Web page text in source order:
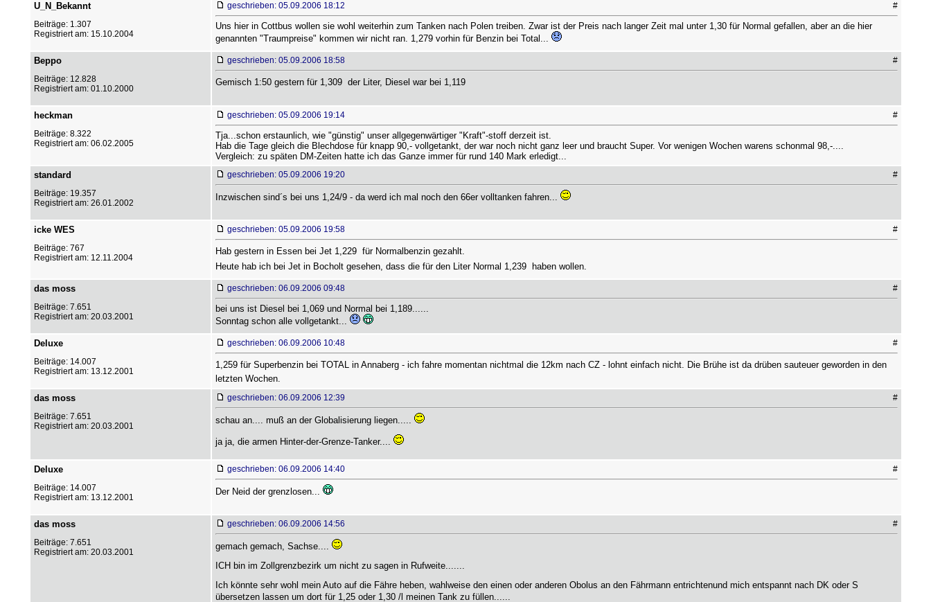
U_N_Bekannt
Beiträge: 1.307
Registriert am: 15.10.2004
geschrieben: 05.09.2006 18:12 #
Uns hier in Cottbus wollen sie wohl weiterhin zum Tanken nach Polen treiben. Zwar ist der Preis nach langer Zeit mal unter 1,30 für Normal gefallen, aber an die hier
genannten "Traumpreise" kommen wir nicht ran. 1,279 vorhin für Benzin bei Total...
Beppo
Beiträge: 12.828
Registriert am: 01.10.2000
geschrieben: 05.09.2006 18:58 #
Gemisch 1:50 gestern für 1,309  der Liter, Diesel war bei 1,119 
heckman
Beiträge: 8.322
Registriert am: 06.02.2005
geschrieben: 05.09.2006 19:14 #
Tja...schon erstaunlich, wie "günstig" unser allgegenwärtiger "Kraft"-stoff derzeit ist.
Hab die Tage gleich die Blechdose für knapp 90,- vollgetankt, der war noch nicht ganz leer und braucht Super. Vor wenigen Wochen warens schonmal 98,-....
Vergleich: zu späten DM-Zeiten hatte ich das Ganze immer für rund 140 Mark erledigt...
standard
Beiträge: 19.357
Registriert am: 26.01.2002
geschrieben: 05.09.2006 19:20 #
Inzwischen sind´s bei uns 1,24/9 - da werd ich mal noch den 66er volltanken fahren...
icke WES
Beiträge: 767
Registriert am: 12.11.2004
geschrieben: 05.09.2006 19:58 #
Hab gestern in Essen bei Jet 1,229  für Normalbenzin gezahlt.
Heute hab ich bei Jet in Bocholt gesehen, dass die für den Liter Normal 1,239  haben wollen.
das moss
Beiträge: 7.651
Registriert am: 20.03.2001
geschrieben: 06.09.2006 09:48 #
bei uns ist Diesel bei 1,069 und Normal bei 1,189......
Sonntag schon alle vollgetankt...
Deluxe
Beiträge: 14.007
Registriert am: 13.12.2001
geschrieben: 06.09.2006 10:48 #
1,259 für Superbenzin bei TOTAL in Annaberg - ich fahre momentan nichtmal die 12km nach CZ - lohnt einfach nicht. Die Brühe ist da drüben sauteuer geworden in den
letzten Wochen.
das moss
Beiträge: 7.651
Registriert am: 20.03.2001
geschrieben: 06.09.2006 12:39 #
schau an.... muß an der Globalisierung liegen.....
ja ja, die armen Hinter-der-Grenze-Tanker....
Deluxe
Beiträge: 14.007
Registriert am: 13.12.2001
geschrieben: 06.09.2006 14:40 #
Der Neid der grenzlosen...
das moss
Beiträge: 7.651
Registriert am: 20.03.2001
geschrieben: 06.09.2006 14:56 #
gemach gemach, Sachse....
ICH bin im Zollgrenzbezirk um nicht zu sagen in Rufweite.......
Ich könnte sehr wohl mein Auto auf die Fähre heben, wahlweise den einen oder anderen Obolus an den Fährmann entrichtenund mich entspannt nach DK oder S
übersetzen lassen um dort für 1,25 oder 1,30 /l meinen Tank zu füllen......